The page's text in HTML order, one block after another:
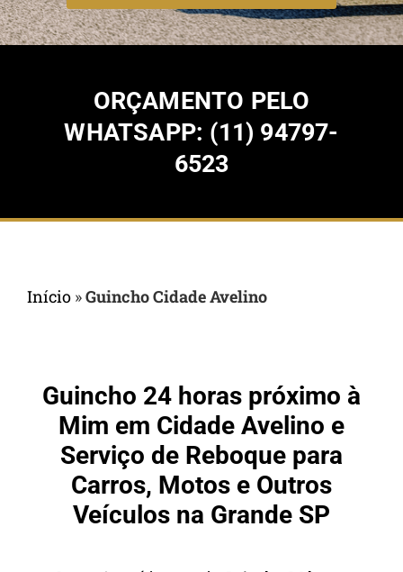
ORÇAMENTO PELO
WHATSAPP: (11) 94797-
6523
Início »Guincho Cidade Avelino
Guincho 24 horas próximo à
Mim em Cidade Avelino e
Serviço de Reboque para
Carros, Motos e Outros
Veículos na Grande SP